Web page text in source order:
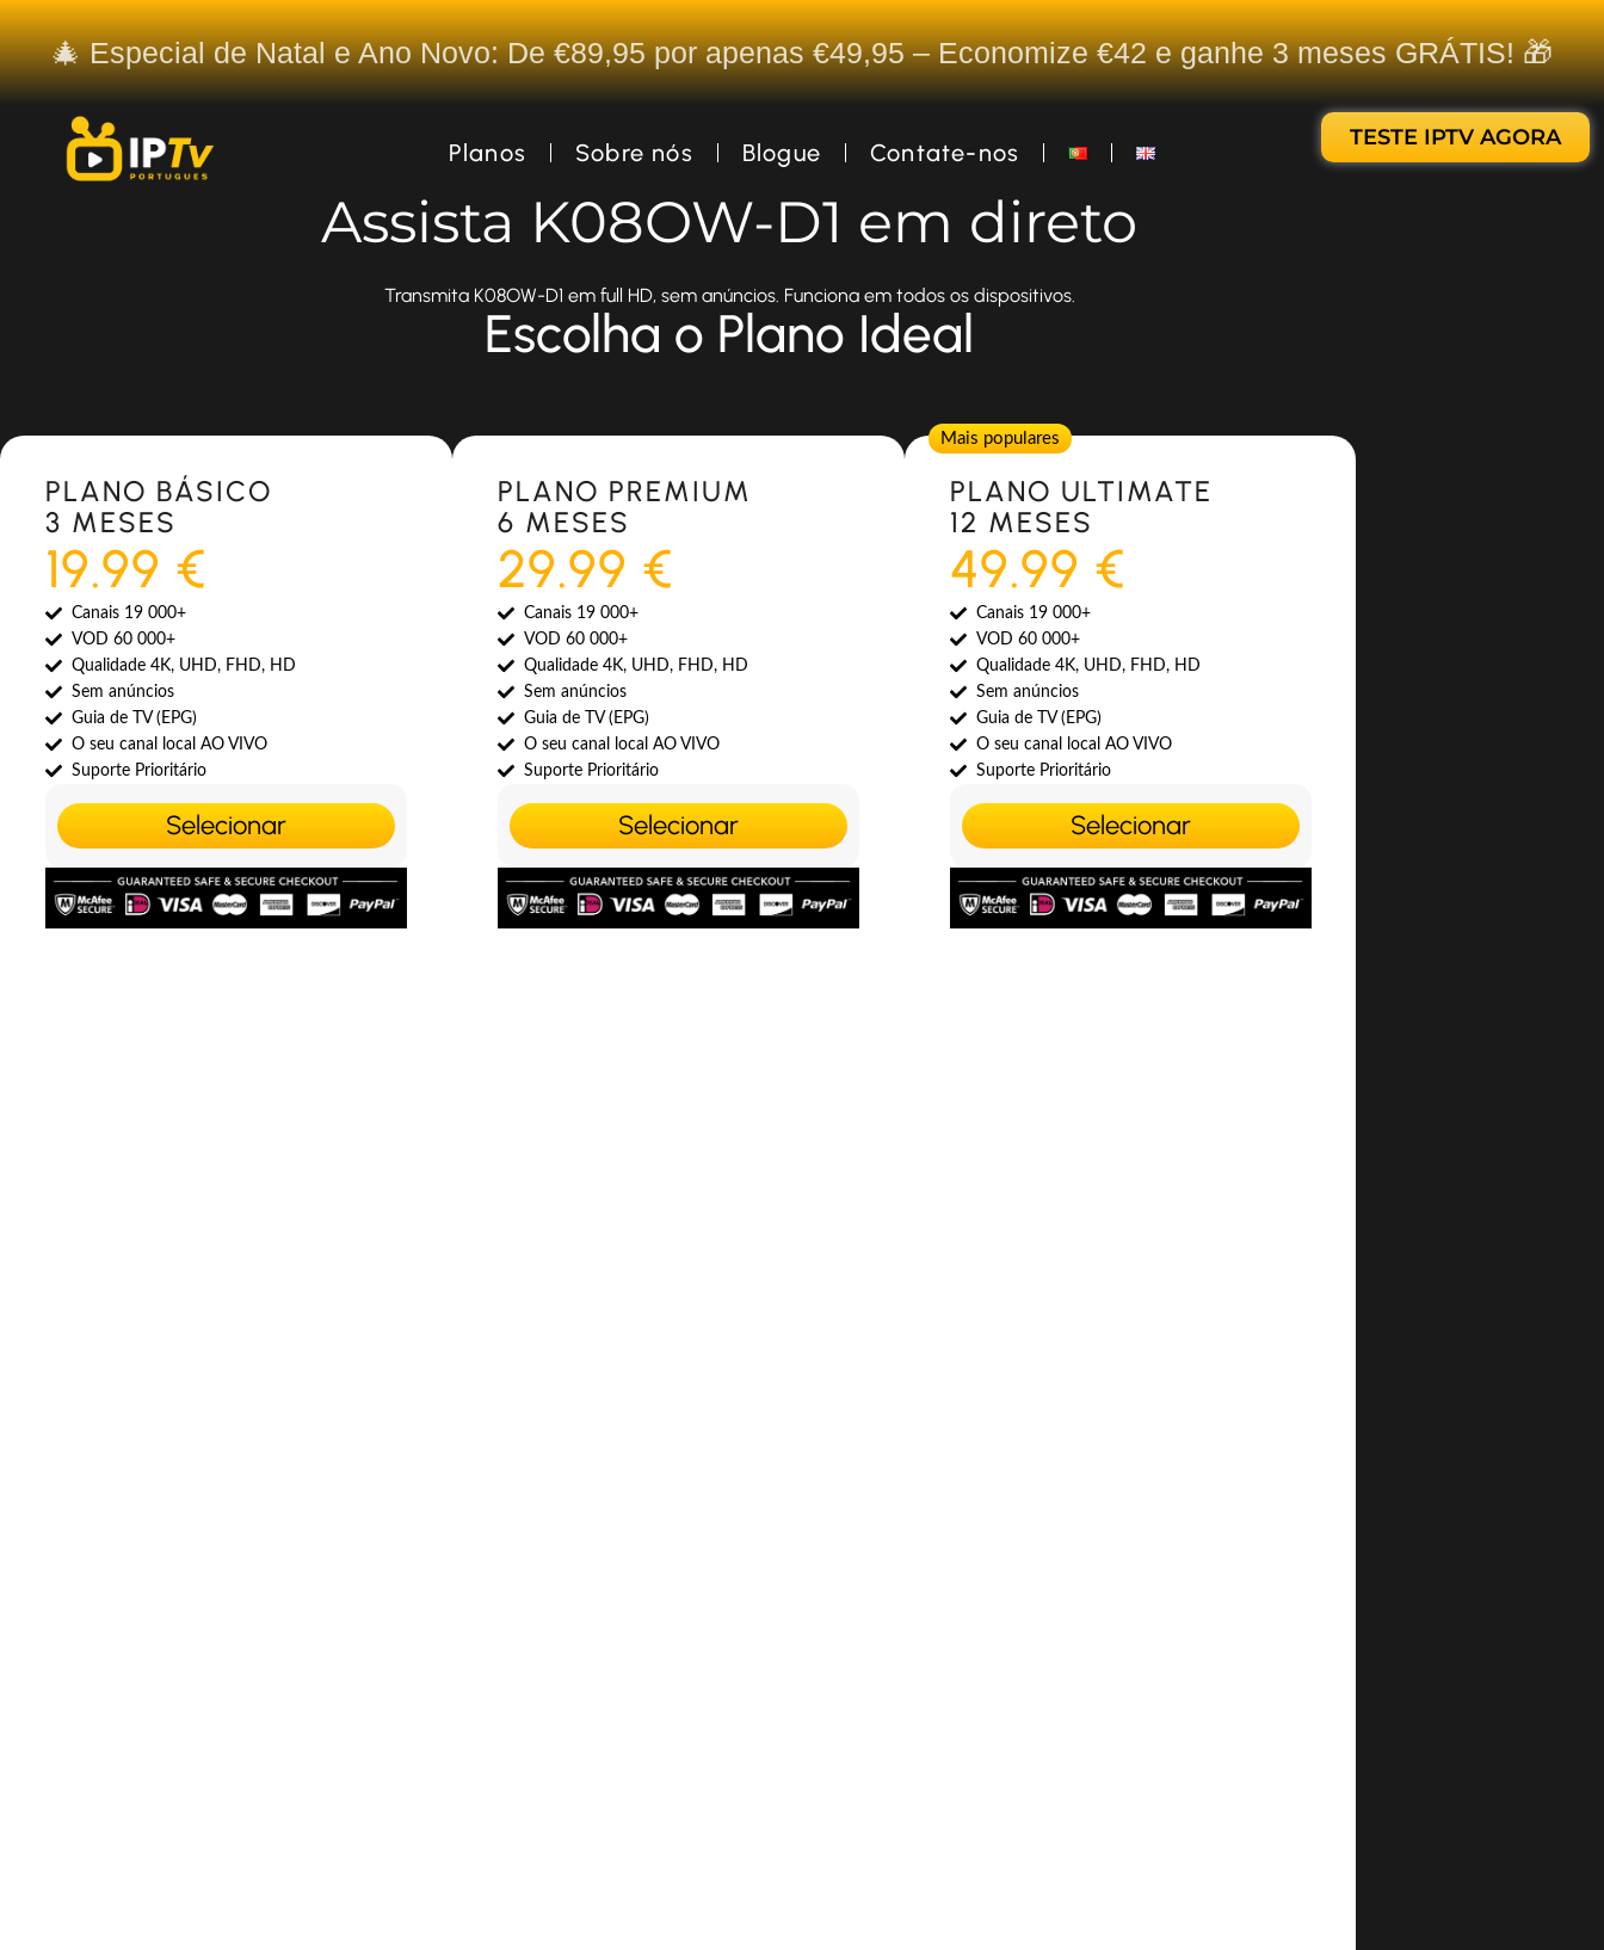
🎄 Especial de Natal e Ano Novo: De €89,95 por apenas €49,95 – Economize €42 e ganhe 3 meses GRÁTIS! 🎁
Planos Sobre nós Blogue Contate-nos
TESTE IPTV AGORA
Assista K08OW-D1 em direto
Transmita K08OW-D1 em full HD, sem anúncios. Funciona em todos os dispositivos.
Escolha o Plano Ideal
Most Popular
PLANO BÁSICO
3 MESES
19.99 €
Canais 19 000+
VOD 60 000+
Qualidade 4K, UHD, FHD, HD
Sem anúncios
Guia de TV (EPG)
O seu canal local AO VIVO
Suporte Prioritário
Selecionar
Most Popular
PLANO PREMIUM
6 MESES
29.99 €
Canais 19 000+
VOD 60 000+
Qualidade 4K, UHD, FHD, HD
Sem anúncios
Guia de TV (EPG)
O seu canal local AO VIVO
Suporte Prioritário
Selecionar
Mais populares
PLANO ULTIMATE
12 MESES
49.99 €
Canais 19 000+
VOD 60 000+
Qualidade 4K, UHD, FHD, HD
Sem anúncios
Guia de TV (EPG)
O seu canal local AO VIVO
Suporte Prioritário
Selecionar